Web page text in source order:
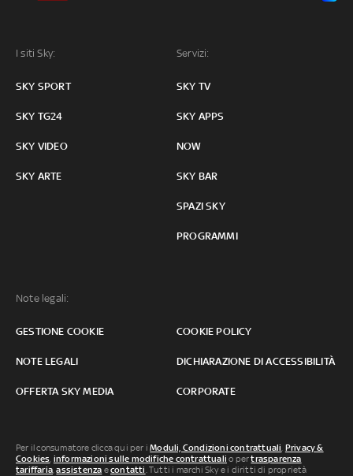
I siti Sky:
SKY SPORT
SKY TG24
SKY VIDEO
SKY ARTE
Servizi:
SKY TV
SKY APPS
NOW
SKY BAR
SPAZI SKY
PROGRAMMI
Note legali:
GESTIONE COOKIE COOKIE POLICY
NOTE LEGALI DICHIARAZIONE DI ACCESSIBILITÀ
OFFERTA SKY MEDIA CORPORATE
Per il consumatore clicca qui per iModuli, Condizioni contrattuali, Privacy &
Cookies, informazioni sulle modifiche contrattuali o pertrasparenza
tariffaria,assistenza econtatti. Tutti i marchi Sky e i diritti di proprietà